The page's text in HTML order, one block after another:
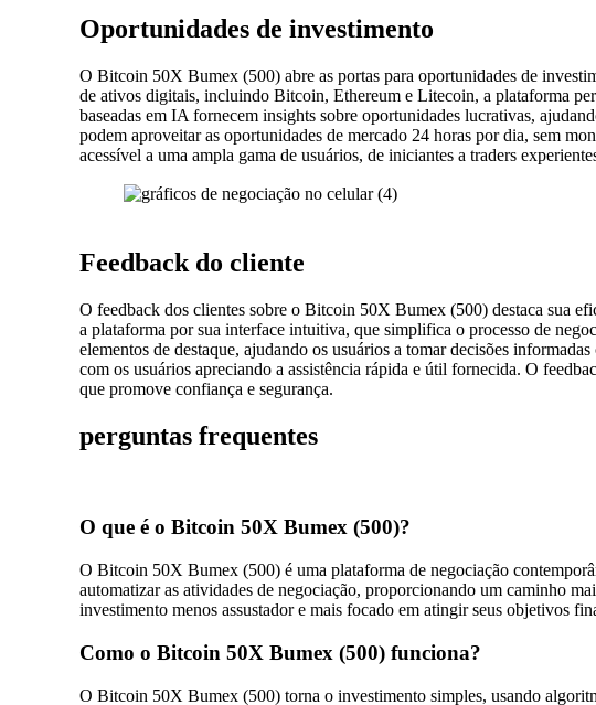
Oportunidades de investimento
O Bitcoin 50X Bumex (500) abre as portas para oportunidades de
de ativos digitais, incluindo Bitcoin, Ethereum e Litecoin, a plataforma
baseadas em IA fornecem insights sobre oportunidades lucrativas,
podem aproveitar as oportunidades de mercado 24 horas por dia, sem
acessível a uma ampla gama de usuários, de iniciantes a traders
Feedback do cliente
O feedback dos clientes sobre o Bitcoin 50X Bumex (500) destaca sua
a plataforma por sua interface intuitiva, que simplifica o processo de
elementos de destaque, ajudando os usuários a tomar decisões
com os usuários apreciando a assistência rápida e útil fornecida. O
que promove confiança e segurança.
perguntas frequentes
O que é o Bitcoin 50X Bumex (500)?
O Bitcoin 50X Bumex (500) é uma plataforma de negociação
automatizar as atividades de negociação, proporcionando um caminho
investimento menos assustador e mais focado em atingir seus objetivos
Como o Bitcoin 50X Bumex (500) funciona?
O Bitcoin 50X Bumex (500) torna o investimento simples, usando